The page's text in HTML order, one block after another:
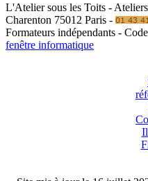
L'Atelier sous les Toits -
Charenton 75012 Paris -
Formateurs indépendants -
fenêtre informatique